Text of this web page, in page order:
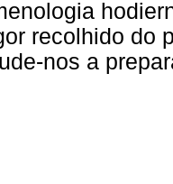
recolhido do
nos a